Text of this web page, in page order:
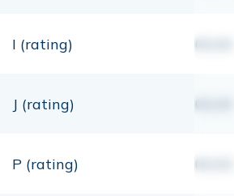
I (rating) 00,00
J (rating) 00,00
P (rating) 00,00